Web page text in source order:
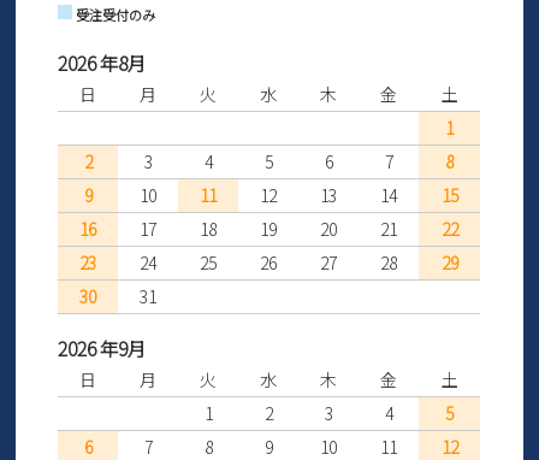
受注受付のみ
2026 年8月
日 月 火 水 木 金
土
1
2
3 4 5 6 7
8
9
10 11 12 13 14
15
16
17 18 19 20 21
22
23
24 25 26 27 28
29
30
31
2026 年9月
日 月 火 水 木 金
土
1
2 3 4
5
6
7 8 9 10 11
12